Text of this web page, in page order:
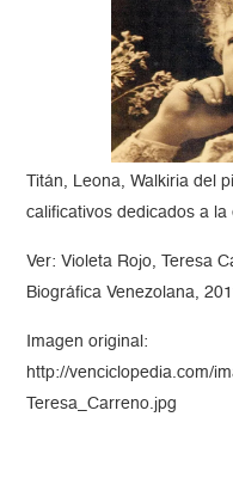
Titán, Leona, Walkiria del
calificativos dedicados a
Ver: Violeta Rojo, Teresa
Biográfica Venezolana,
Imagen original:
http://venciclopedia.com/
Teresa_Carreno.jpg